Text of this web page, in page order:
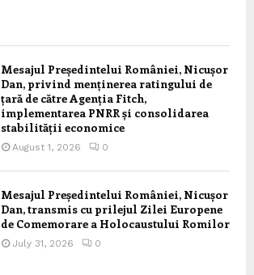
Mesajul Președintelui României, Nicușor
Dan, privind menținerea ratingului de
țară de către Agenția Fitch,
implementarea PNRR și consolidarea
stabilității economice
August 1, 2026 0
Mesajul Președintelui României, Nicușor
Dan, transmis cu prilejul Zilei Europene
de Comemorare a Holocaustului Romilor
July 31, 2026 0